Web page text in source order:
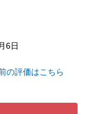
ましたら、地
6日
の評価はこちら